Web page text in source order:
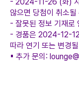
않으면 당첨이 취소될
- 잘못된 정보 기재로
- 경품은 2024-12-12
따라 연기 또는 변경
▪︎ 추가 문의: